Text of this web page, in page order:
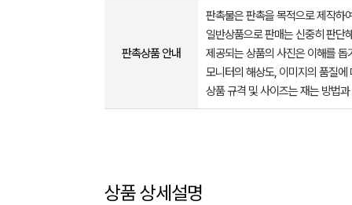
판촉상품 안내
판촉물은 판촉을 목적으로 제작하
일반상품으로 판매는 신중히 판단
제공되는 상품의 사진은 이해를
모니터의 해상도, 이미지의 품질
상품 규격 및 사이즈는 재는 방법
상품 상세설명